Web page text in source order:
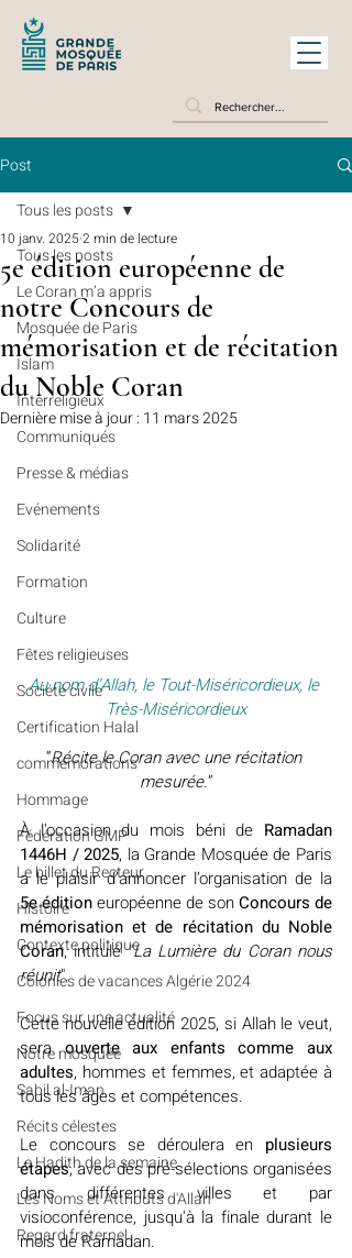
Post
Tous les posts
Le Coran m’a appris
Mosquée de Paris
Islam
Interreligieux
Communiqués
Presse & médias
Evénements
Solidarité
Formation
Culture
Fêtes religieuses
Société civile
Certification Halal
commémorations
Hommage
Fédération GMP
Le billet du Recteur
Histoire
Contexte politique
Colonies de vacances Algérie 2024
​​Focus sur une actualité
Notre mosquée
Sabil al-Iman
Récits célestes
Le Hadith de la semaine
Les Noms et Attributs d'Allah
Regard fraternel
Tous les posts
5e édition européenne de
notre Concours de
mémorisation et de récitation
du Noble Coran
10 janv. 20252 min de lecture
Dernière mise à jour : 11 mars 2025
Au nom d’Allah, le Tout-Miséricordieux, le
Très-Miséricordieux
“Récite le Coran avec une récitation
mesurée.”
À l'occasion du mois béni de Ramadan
1446H / 2025, la Grande Mosquée de Paris
5e édition européenne de son Concours de
mémorisation et de récitation du Noble
Coran, intitulé "La Lumière du Coran nous
réunit".
Cette nouvelle édition 2025, si Allah le veut,
sera ouverte aux enfants comme aux
adultes, hommes et femmes, et adaptée à
tous les âges et compétences.
Le concours se déroulera en plusieurs
étapes, avec des pré-sélections organisées
dans différentes villes et par
visioconférence, jusqu'à la finale durant le
mois de Ramadan.